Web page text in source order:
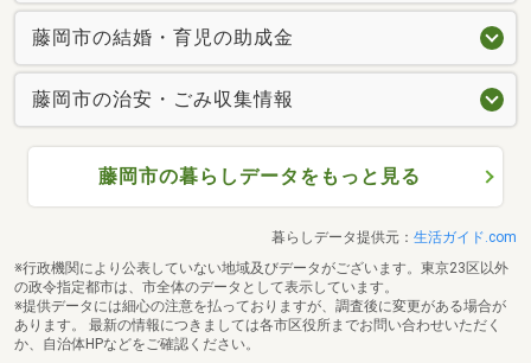
藤岡市の結婚・育児の助成金
藤岡市の治安・ごみ収集情報
藤岡市の暮らしデータをもっと見る
暮らしデータ提供元： 生活ガイド.com
※行政機関により公表していない地域及びデータがございます。東京23区以外
の政令指定都市は、市全体のデータとして表示しています。
※提供データには細心の注意を払っておりますが、調査後に変更がある場合が
あります。 最新の情報につきましては各市区役所までお問い合わせいただく
か、自治体HPなどをご確認ください。